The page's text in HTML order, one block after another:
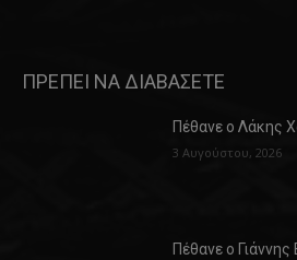
ΠΡΕΠΕΙ ΝΑ ΔΙΑΒΑΣΕΤΕ
Πέθανε ο Λάκης
3 Αυγούστου, 2026
Πέθανε ο Γιάννης